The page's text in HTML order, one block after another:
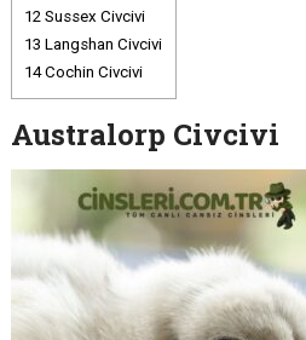
12Sussex Civcivi
13 Langshan Civcivi
14Cochin Civcivi
Australorp Civcivi